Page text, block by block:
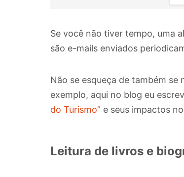
Se você não tiver tempo, uma
são e-mails enviados
Não se esqueça de também
exemplo, aqui no blog eu
do Turismo” e seus impactos
Leitura de livros e